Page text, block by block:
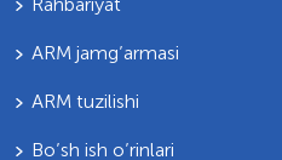
ARM jamg’armasi
ARM tuzilishi
Bo’sh ish o’rinlari